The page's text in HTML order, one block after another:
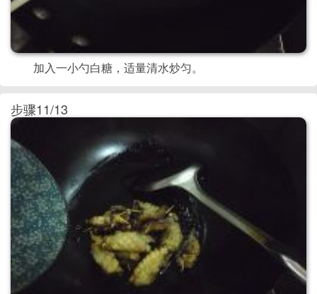
加入一小勺白糖，适量清水炒匀。
步骤11/13